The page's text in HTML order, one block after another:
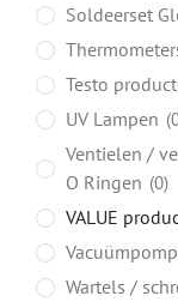
Soldeerset
Testo
UV Lampen
Ventielen /
O Ringen 0
VALUE
Wartels /